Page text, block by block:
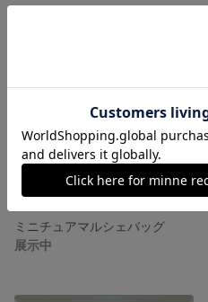
ミニチュアマルシェバッグ
展示中